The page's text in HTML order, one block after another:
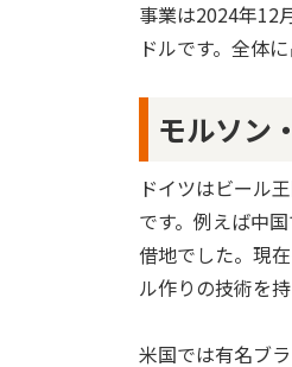
事業は2024年12
ドルです。全体
モルソン
ドイツはビール
です。例えば中
借地でした。現
ル作りの技術を
米国では有名ブ